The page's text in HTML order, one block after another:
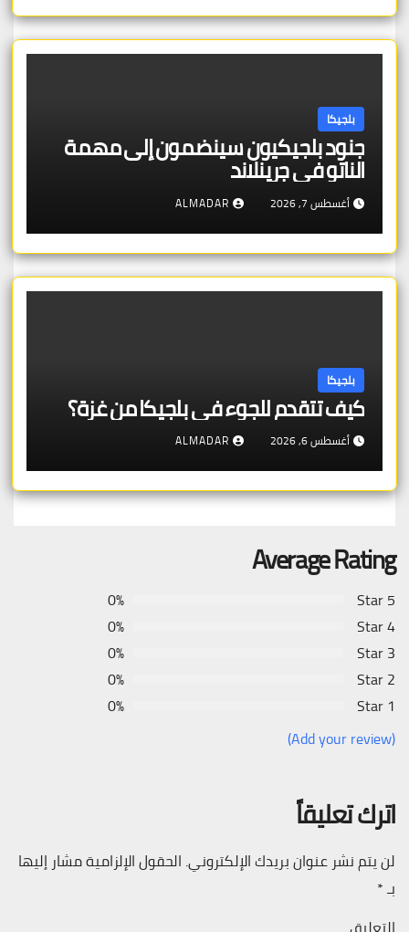
بلجيكا
جنود بلجيكيون سينضمون إلى مهمة
الناتو في جرينلاند
أغسطس 7, 2026 ALMADAR
بلجيكا
كيف تتقدم للجوء في بلجيكا من غزة؟
أغسطس 6, 2026 ALMADAR
Average Rating
5 Star
0%
4 Star
0%
3 Star
0%
2 Star
0%
1 Star
0%
(Add your review)
اترك تعليقاً
لن يتم نشر عنوان بريدك الإلكتروني. الحقول الإلزامية مشار إليها
بـ*